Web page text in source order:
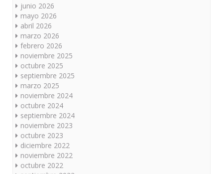
junio 2026
mayo 2026
abril 2026
marzo 2026
febrero 2026
noviembre 2025
octubre 2025
septiembre 2025
marzo 2025
noviembre 2024
octubre 2024
septiembre 2024
noviembre 2023
octubre 2023
diciembre 2022
noviembre 2022
octubre 2022